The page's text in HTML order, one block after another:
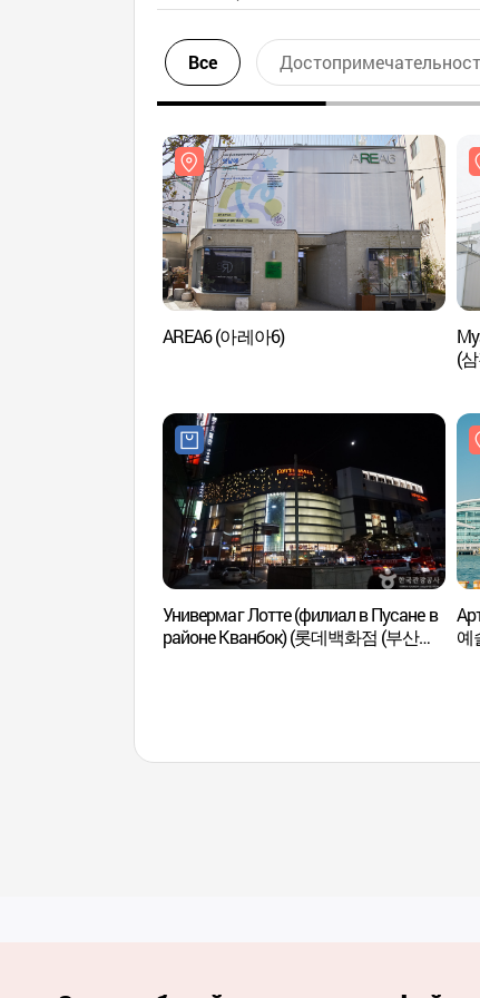
Все
AREA6 (아레아6)
(
Универмаг Лотте (филиал в Пусане в
районе Кванбок) (롯데백화점 (부산
예